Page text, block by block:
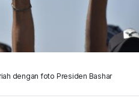
dengan foto Presiden Bashar